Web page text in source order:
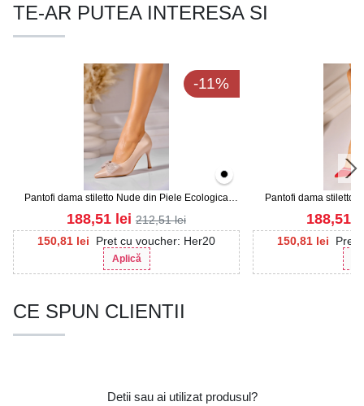
TE-AR PUTEA INTERESA SI
-11%
Pantofi dama stiletto Nude din Piele Ecologica
Natalyia
150,81 lei Pret cu voucher: Her20
Aplică
188,51 lei 212,51lei
Pantofi dama stiletto
150,81 lei Pret
188,51
CE SPUN CLIENTII
Detii sau ai utilizat produsul?